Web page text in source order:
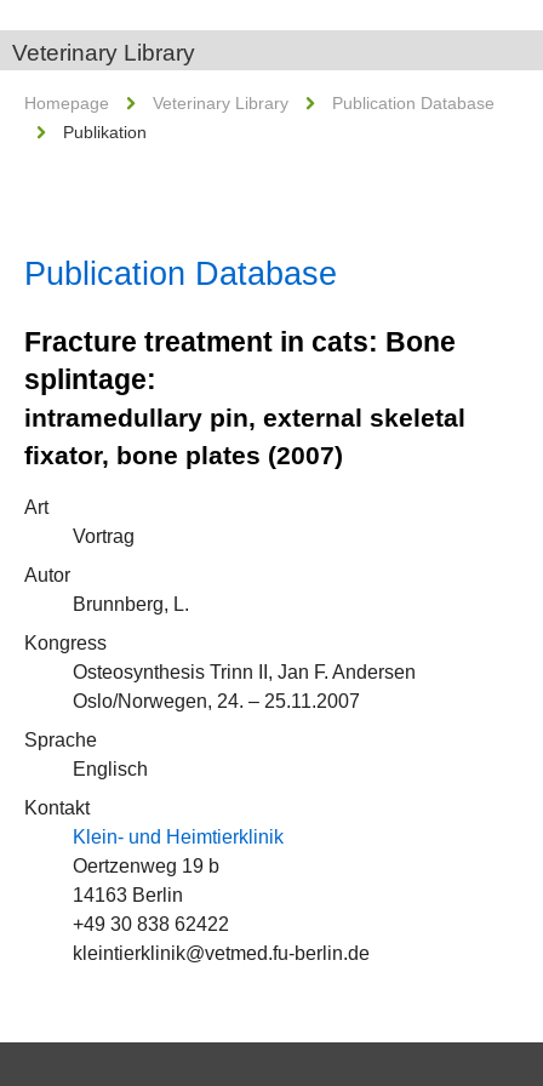
Veterinary Library
Homepage Veterinary Library
Publication Database
Publikation
Publication Database
Fracture treatment in cats: Bone
splintage:
intramedullary pin, external skeletal
fixator, bone plates (2007)
Art
Vortrag
Autor
Brunnberg, L.
Kongress
Osteosynthesis Trinn II, Jan F. Andersen
Oslo/Norwegen, 24. – 25.11.2007
Sprache
Englisch
Kontakt
Klein- und Heimtierklinik
Oertzenweg 19 b
14163 Berlin
+49 30 838 62422
kleintierklinik@vetmed.fu-berlin.de